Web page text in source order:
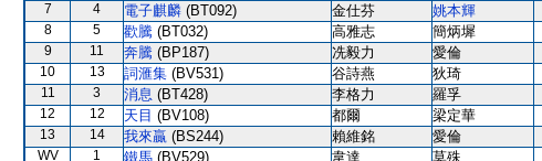
7
4 電子麒麟 (BT092) 金仕芬 姚本輝
8
5 歡騰 (BT032) 高雅志 簡炳墀
9
11 奔騰 (BP187) 冼毅力 愛倫
10
13 詞滙集 (BV531) 谷詩燕 狄琦
11
3 消息 (BT428) 李格力 羅孚
12
12 天目 (BV108) 都爾 梁定華
13
14 我來贏 (BS244) 賴維銘 愛倫
WV
1 鐵馬 (BV529) 韋達 莫殊